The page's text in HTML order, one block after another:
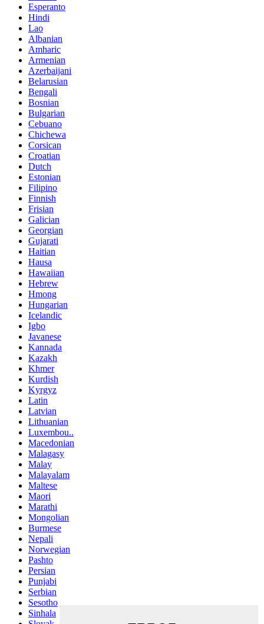
Esperanto
Hindi
Lao
Albanian
Amharic
Armenian
Azerbaijani
Belarusian
Bengali
Bosnian
Bulgarian
Cebuano
Chichewa
Corsican
Croatian
Dutch
Estonian
Filipino
Finnish
Frisian
Galician
Georgian
Gujarati
Haitian
Hausa
Hawaiian
Hebrew
Hmong
Hungarian
Icelandic
Igbo
Javanese
Kannada
Kazakh
Khmer
Kurdish
Kyrgyz
Latin
Latvian
Lithuanian
Luxembou..
Macedonian
Malagasy
Malay
Malayalam
Maltese
Maori
Marathi
Mongolian
Burmese
Nepali
Norwegian
Pashto
Persian
Punjabi
Serbian
Sesotho
Sinhala